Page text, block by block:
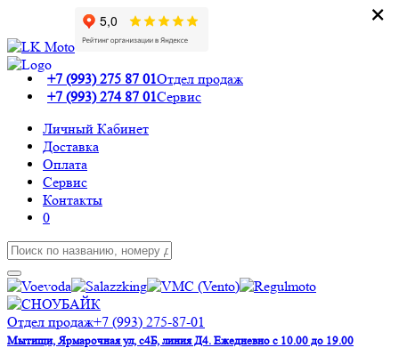
+7 (993) 275 87 01Отдел продаж
+7 (993) 274 87 01Сервис
Личный Кабинет
Доставка
Оплата
Сервис
Контакты
0
Отдел продаж+7 (993) 275-87-01
Мытищи, Ярмарочная ул, с4Б, линия Д4. Ежедневно с 10.00 до 19.00
×
×